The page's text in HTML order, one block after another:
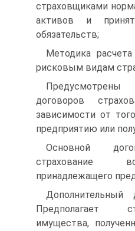
страховщиками
активов и
обязательств;
Методика
рисковым видам
договоров
зависимости от
предприятию или
Основной
страхование
принадлежащего
Дополнительный
Предполагает
имущества,